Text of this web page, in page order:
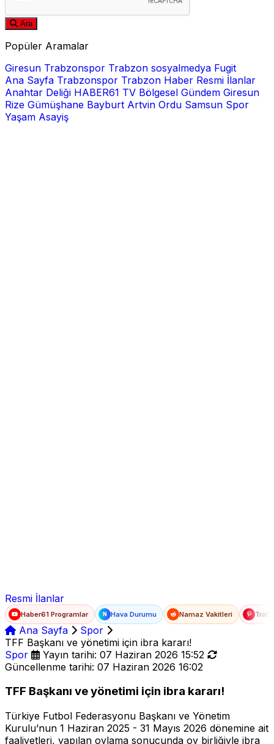
Ara
Popüler Aramalar
Giresun Trabzonspor Trabzon sosyalmedya Fugit
Ana Sayfa Trabzonspor Trabzon Haber Resmi İlanlar
Anahtar Deliği HABER61 TV Bölgesel Gündem Giresun
Rize Gümüşhane Bayburt Artvin Ordu Samsun Spor
Yaşam Asayiş
Resmi İlanlar
Haber61 Programlar N Hava Durumu Namaz Vakitleri
Ana Sayfa
Spor
TFF Başkanı ve yönetimi için ibra kararı!
Spor
Yayın tarihi: 07 Haziran 2026 15:52
Güncellenme tarihi: 07 Haziran 2026 16:02
TFF Başkanı ve yönetimi için ibra kararı!
Türkiye Futbol Federasyonu Başkanı ve Yönetim
Kurulu’nun 1 Haziran 2025 - 31 Mayıs 2026 dönemine ait
faaliyetleri, yapılan oylama sonucunda oy birliğiyle ibra